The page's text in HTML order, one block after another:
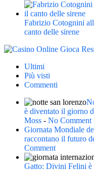
Fabrizio Cotognini
canto delle sirene
Ultimi
Più visti
Commenti
è diventato il giorno
Moss - No Comment
Giornata Mondiale
raccontano il futuro
Comment
Gatto: Divini Felini è